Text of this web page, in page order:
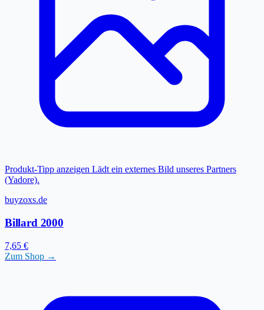
Produkt-Tipp anzeigen Lädt ein externes Bild unseres Partners
(Yadore).
buyzoxs.de
Billard 2000
7,65 €
Zum Shop →